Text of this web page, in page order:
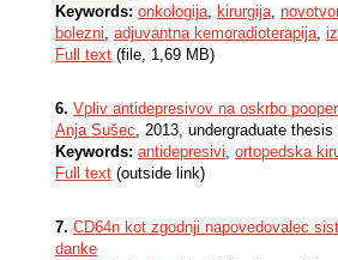
Keywords: onkologija, kirurgija,
bolezni, adjuvantna kemoradioterapija,
Full text (file, 1,69 MB)
6. Vpliv antidepresivov na oskrbo
Anja Sušec, 2013, undergraduate thesis
Keywords: antidepresivi, ortopedska
Full text (outside link)
7. CD64n kot zgodnji napovedovalec
danke